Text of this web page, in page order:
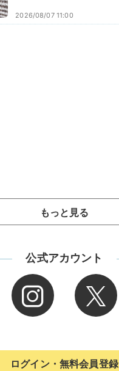
2026/08/07 11:00
もっと見る
公式アカウント
ログイン・無料会員登録